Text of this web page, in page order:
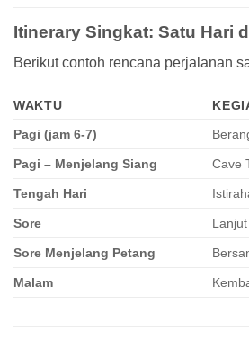
Itinerary Singkat: Satu Hari
Berikut contoh rencana perjalanan
WAKTU
Pagi (jam 6-7)
Pagi – Menjelang Siang Cave
Tengah Hari
Sore
Sore Menjelang Petang
Malam